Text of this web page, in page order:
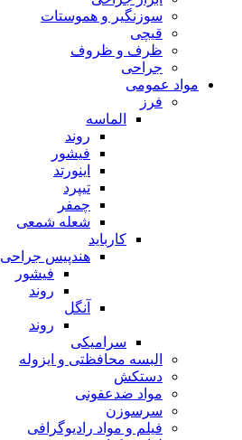
سوزنگیر و هموستات
قیچی
ظرف و ظروف
جراحی
مواد عمومی
فرز
الماسه
روند
فیشور
اینورتد
تیپرد
چمفر
شعله شمعی
کارباید
هندپیس جراحی
فیشور
روند
آنگل
روند
سرامیکی
البسه محافظتی و ایزوله
دستکش
مواد ضدعفونی
سرسوزن
فیلم و مواد رادیوگرافی